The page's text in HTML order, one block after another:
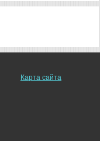
Карта сайта